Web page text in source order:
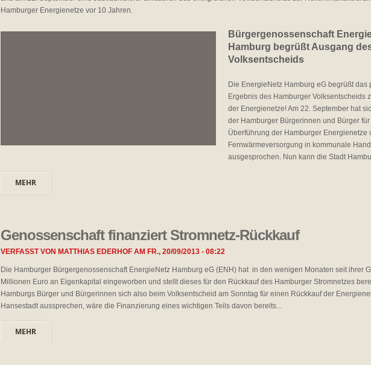
Hamburger Energienetze vor 10 Jahren.
Bürgergenossenschaft
Hamburg begrüßt Ausgang
Volksentscheids
Die EnergieNetz Hamburg eG begrüßt das
Ergebnis des Hamburger Volksentscheids
der Energienetze! Am 22. September hat
der Hamburger Bürgerinnen und Bürger für
Überführung der Hamburger Energienetze
Fernwärmeversorgung in kommunale Hand
ausgesprochen. Nun kann die Stadt
MEHR
Genossenschaft finanziert Stromnetz-Rückkauf
VERFASST VON MATTHIAS EDERHOF AM FR., 20/09/2013 - 08:22
Die Hamburger Bürgergenossenschaft EnergieNetz Hamburg eG (ENH) hat in den wenigen Monaten seit ihrer
Millionen Euro an Eigenkapital eingeworben und stellt dieses für den Rückkauf des Hamburger Stromnetzes
Hamburgs Bürger und Bürgerinnen sich also beim Volksentscheid am Sonntag für einen Rückkauf der
Hansestadt aussprechen, wäre die Finanzierung eines wichtigen Teils davon bereits...
MEHR